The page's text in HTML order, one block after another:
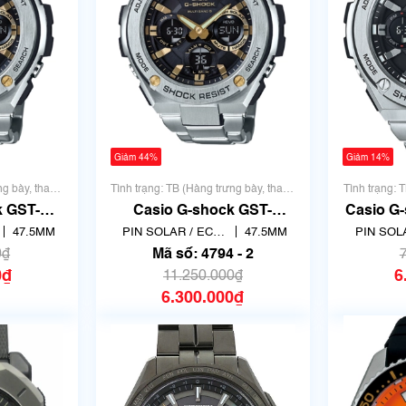
bày, thanh
GST-
| size
47.5MM
Giảm 44%
Tình trạng: TB (Hàng trưng bày, thanh
lý)
Casio G-shock GST-
W110D-1A9JF | size
47.5mm | Mã số 4794 - 2
PIN SOLAR / ECO
DRIVE
47.5MM
Mã số: 4794 - 2
11.250.000₫
6.300.000₫
Giảm 14%
Tình trạng:
Casio
1AER |
PIN